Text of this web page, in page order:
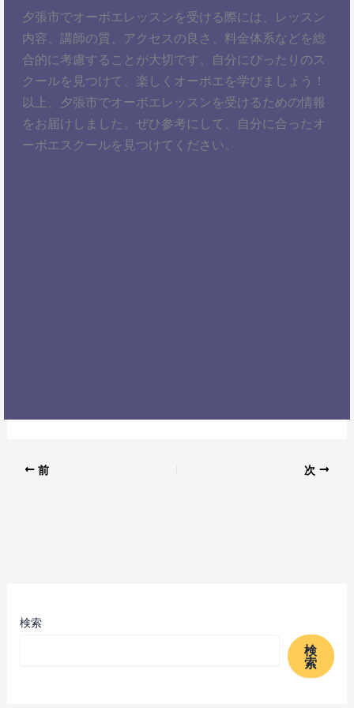
夕張市でオーボエレッスンを受ける際には、レッスン
内容、講師の質、アクセスの良さ、料金体系などを総
合的に考慮することが大切です。自分にぴったりのス
クールを見つけて、楽しくオーボエを学びましょう！
以上、夕張市でオーボエレッスンを受けるための情報
をお届けしました。ぜひ参考にして、自分に合ったオ
ーボエスクールを見つけてください。
前 次
検索
検
索